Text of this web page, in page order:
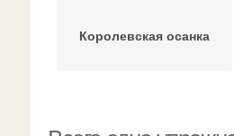
Королевская осанка